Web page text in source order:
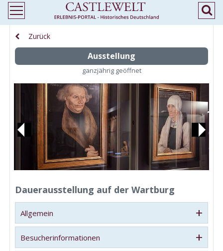
Zurück
Ausstellung
ganzjährig geöffnet
Previous Next
Dauerausstellung auf der Wartburg
Allgemein +
Besucherinformationen +